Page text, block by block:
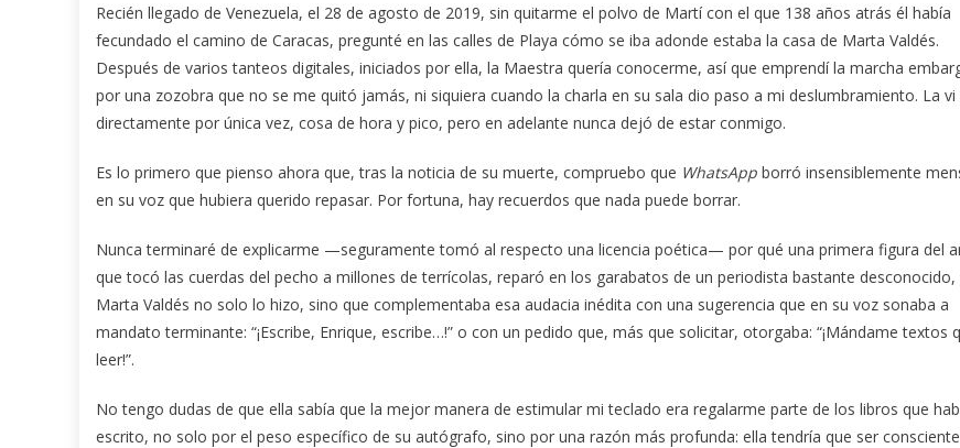
Recién llegado de Venezuela, el 28 de agosto de 2019, sin quitarme el polvo de Martí con el que 138 años atrás él había
fecundado el camino de Caracas, pregunté en las calles de Playa cómo se iba adonde estaba la casa de Marta Valdés.
Después de varios tanteos digitales, iniciados por ella, la Maestra quería conocerme, así que emprendí la marcha
por una zozobra que no se me quitó jamás, ni siquiera cuando la charla en su sala dio paso a mi deslumbramiento. La vi
directamente por única vez, cosa de hora y pico, pero en adelante nunca dejó de estar conmigo.
Es lo primero que pienso ahora que, tras la noticia de su muerte, compruebo que WhatsApp borró insensiblemente
en su voz que hubiera querido repasar. Por fortuna, hay recuerdos que nada puede borrar.
Nunca terminaré de explicarme —seguramente tomó al respecto una licencia poética— por qué una primera figura del
que tocó las cuerdas del pecho a millones de terrícolas, reparó en los garabatos de un periodista bastante desconocido,
Marta Valdés no solo lo hizo, sino que complementaba esa audacia inédita con una sugerencia que en su voz sonaba a
mandato terminante: “¡Escribe, Enrique, escribe…!” o con un pedido que, más que solicitar, otorgaba: “¡Mándame textos
leer!”.
No tengo dudas de que ella sabía que la mejor manera de estimular mi teclado era regalarme parte de los libros que
escrito, no solo por el peso específico de su autógrafo, sino por una razón más profunda: ella tendría que ser